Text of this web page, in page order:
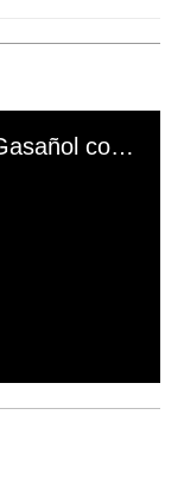
El mal momento de Yanina Gasañol con un hincha argentino en "Subrayado"